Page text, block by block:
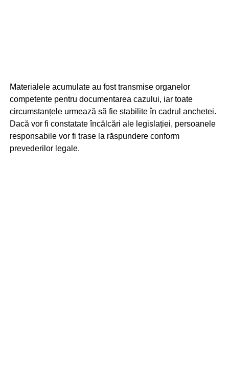
Materialele acumulate au fost transmise organelor
competente pentru documentarea cazului, iar toate
circumstanțele urmează să fie stabilite în cadrul anchetei.
Dacă vor fi constatate încălcări ale legislației, persoanele
responsabile vor fi trase la răspundere conform
prevederilor legale.